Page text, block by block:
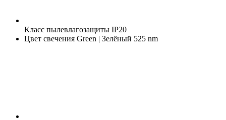
Класс пылевлагозащиты IP20
Цвет свечения Green | Зелёный 525 nm